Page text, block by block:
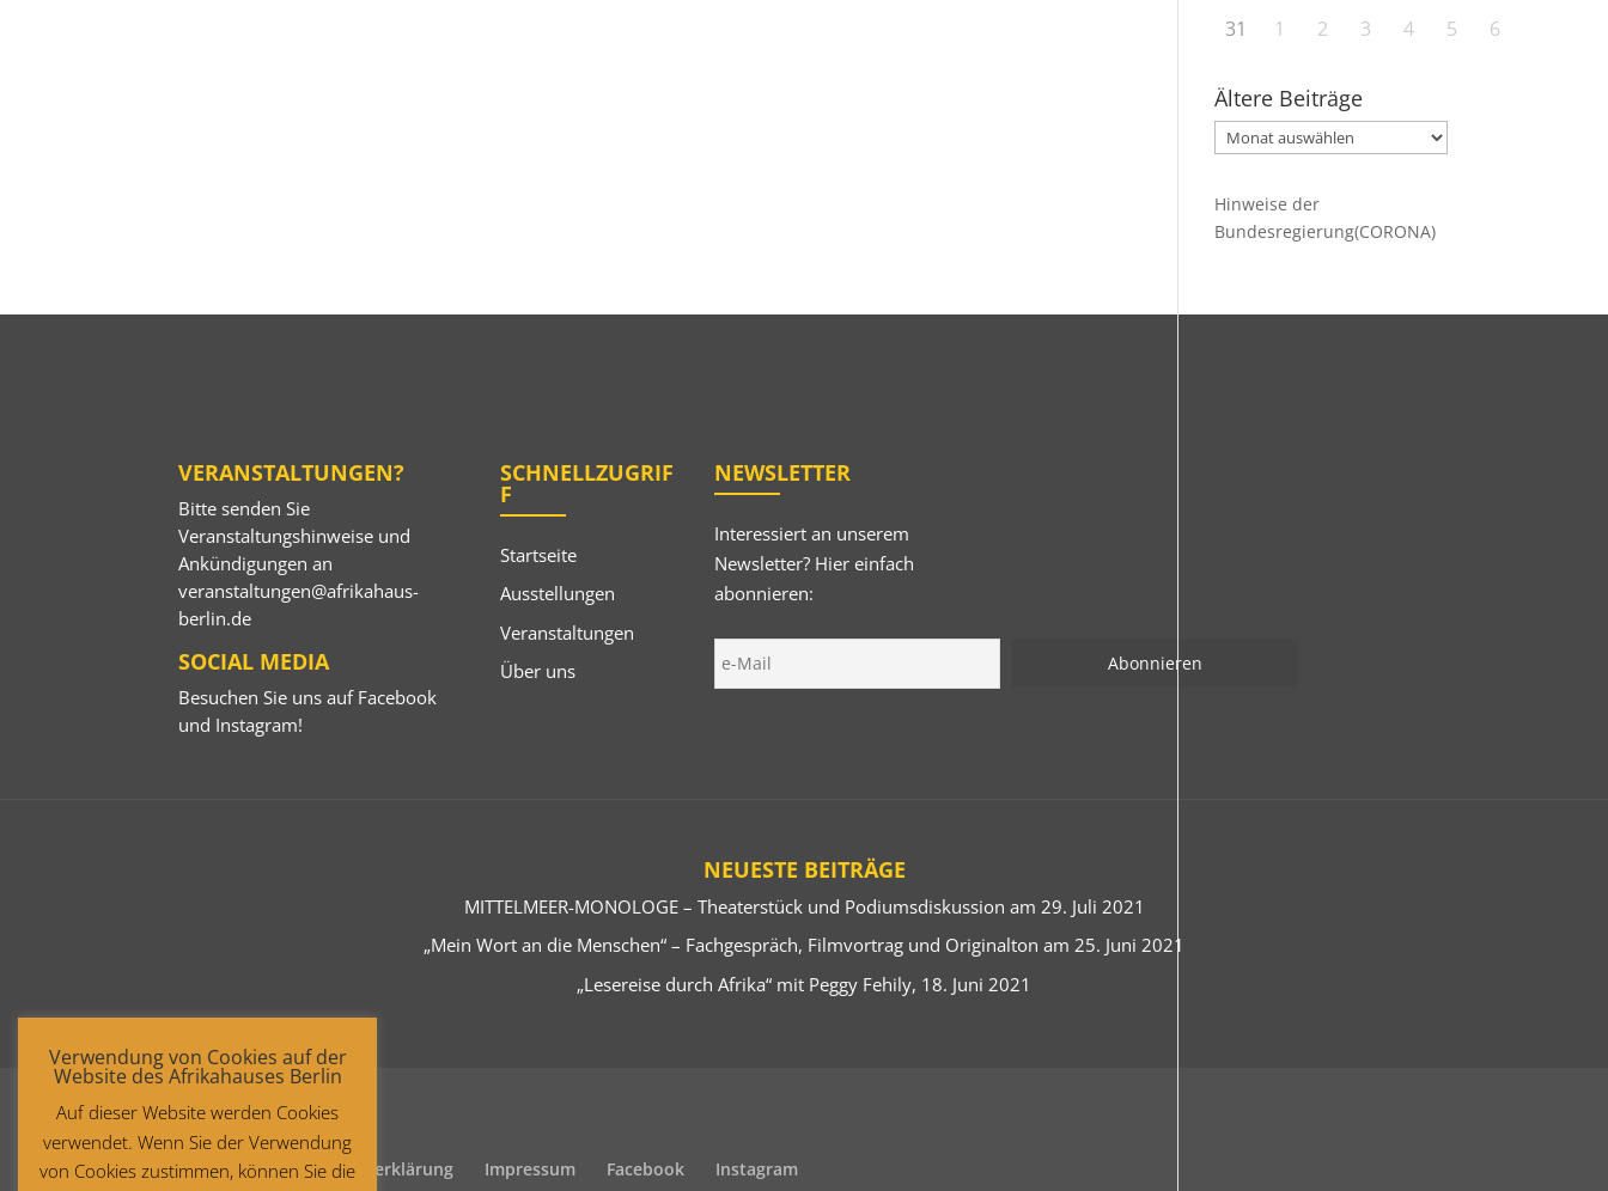
31
1 2 3 4 5 6
Ältere Beiträge
Ältere
Beiträge
Hinweise der
Bundesregierung(CORONA)
VERANSTALTUNGEN?
Bitte senden Sie
Veranstaltungshinweise und
Ankündigungen an
veranstaltungen@afrikahaus-
berlin.de
SOCIAL MEDIA
Besuchen Sie uns auf Facebook
und Instagram!
SCHNELLZUGRIF
F
Startseite
Ausstellungen
Veranstaltungen
Über uns
NEWSLETTER
Interessiert an unserem
Newsletter? Hier einfach
abonnieren:
NEUESTE BEITRÄGE
MITTELMEER-MONOLOGE – Theaterstück und Podiumsdiskussion am 29. Juli 2021
„Mein Wort an die Menschen“ – Fachgespräch, Filmvortrag und Originalton am 25. Juni 2021
„Lesereise durch Afrika“ mit Peggy Fehily, 18. Juni 2021
Startseite Datenschutzerklärung Impressum Facebook Instagram
Verwendung von Cookies auf der
Website des Afrikahauses Berlin
Auf dieser Website werden Cookies
verwendet. Wenn Sie der Verwendung
von Cookies zustimmen, können Sie die